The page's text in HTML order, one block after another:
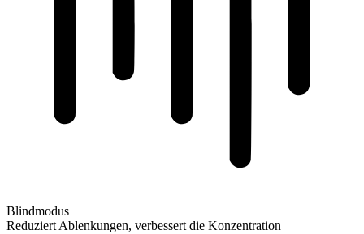
Blindmodus
Reduziert Ablenkungen, verbessert die Konzentration